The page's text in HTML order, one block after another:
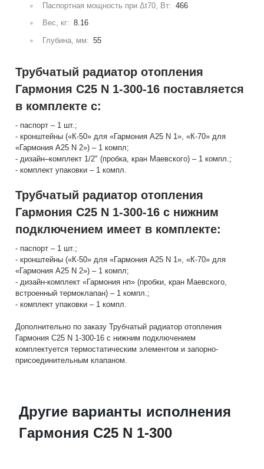
Паспортная мощность при Δt70, Вт: 466
Вес, кг: 8.16
Глубина, мм: 55
Трубчатый радиатор отопления
Гармония С25 N 1-300-16 поставляется
в комплекте с:
- паспорт – 1 шт.;
- кронштейны («К-50» для «Гармония А25 N 1», «К-70» для
«Гармония А25 N 2») – 1 компл;
- дизайн–комплект 1/2" (пробка, кран Маевского) – 1 компл.;
- комплект упаковки – 1 компл.
Трубчатый радиатор отопления
Гармония С25 N 1-300-16 с нижним
подключением имеет в комплекте:
- паспорт – 1 шт.;
- кронштейны («К-50» для «Гармония А25 N 1», «К-70» для
«Гармония А25 N 2») – 1 компл;
- дизайн-комплект «Гармония нп» (пробки, кран Маевского,
встроенный термоклапан) – 1 компл.;
- комплект упаковки – 1 компл.
Дополнительно по заказу Трубчатый радиатор отопления
Гармония С25 N 1-300-16 с нижним подключением
комплектуется термостатическим элементом и запорно-
присоединительным клапаном.
Другие варианты исполнения
Гармония С25 N 1-300